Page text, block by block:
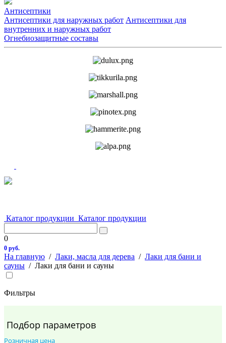
Антисептики
Антисептики для наружных работ Антисептики для
внутренних и наружных работ
Огнебиозащитные составы
Каталог продукции Каталог продукции
0
0 руб.
На главную / Лаки, масла для дерева / Лаки для бани и
сауны / Лаки для бани и сауны
Фильтры
Подбор параметров
Розничная цена